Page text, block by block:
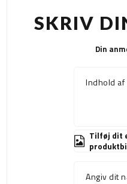
SKRIV
Din
Indhold
Tilføj dit
Angiv dit